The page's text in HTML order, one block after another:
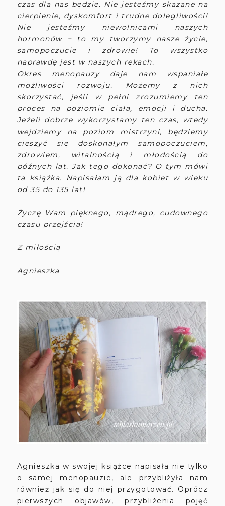
czas dla nas będzie. Nie jesteśmy skazane na
cierpienie, dyskomfort i trudne dolegliwości!
Nie jesteśmy niewolnicami naszych
hormonów − to my tworzymy nasze życie,
samopoczucie i zdrowie! To wszystko
naprawdę jest w naszych rękach.
Okres menopauzy daje nam wspaniałe
możliwości rozwoju. Możemy z nich
skorzystać, jeśli w pełni zrozumiemy ten
proces na poziomie ciała, emocji i ducha.
Jeżeli dobrze wykorzystamy ten czas, wtedy
wejdziemy na poziom mistrzyni, będziemy
cieszyć się doskonałym samopoczuciem,
zdrowiem, witalnością i młodością do
późnych lat. Jak tego dokonać? O tym mówi
ta książka. Napisałam ją dla kobiet w wieku
od 35 do 135 lat!
Życzę Wam pięknego, mądrego, cudownego
czasu przejścia!
Z miłością
Agnieszka
Agnieszka w swojej książce napisała nie tylko
o samej menopauzie, ale przybliżyła nam
również jak się do niej przygotować. Oprócz
pierwszych objawów, przybliżenia pojęć